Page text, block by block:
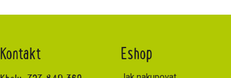
Kontakt Eshop